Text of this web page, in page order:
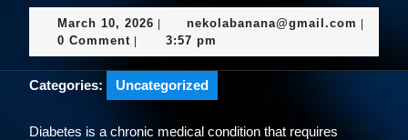
March 10, 2026 March
10,
2026
nekolabanana@gmail.com
0 Comment 3:57 pm
Categories: Uncategorized
Diabetes is a chronic medical condition that requires